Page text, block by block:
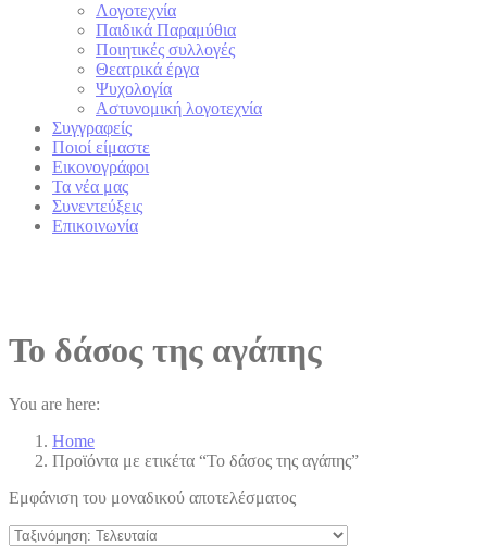
Λογοτεχνία
Παιδικά Παραμύθια
Ποιητικές συλλογές
Θεατρικά έργα
Ψυχολογία
Αστυνομική λογοτεχνία
Συγγραφείς
Ποιοί είμαστε
Εικονογράφοι
Τα νέα μας
Συνεντεύξεις
Επικοινωνία
Το δάσος της αγάπης
You are here:
Home
Προϊόντα με ετικέτα “Το δάσος της αγάπης”
Εμφάνιση του μοναδικού αποτελέσματος